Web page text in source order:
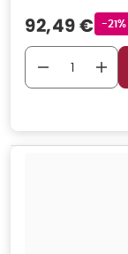
92,49 € -21%